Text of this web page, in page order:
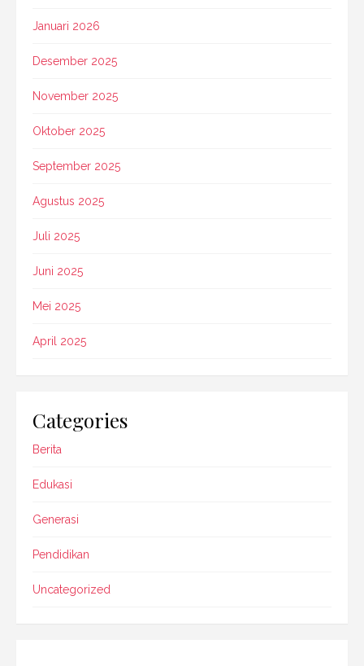
Januari 2026
Desember 2025
November 2025
Oktober 2025
September 2025
Agustus 2025
Juli 2025
Juni 2025
Mei 2025
April 2025
Categories
Berita
Edukasi
Generasi
Pendidikan
Uncategorized